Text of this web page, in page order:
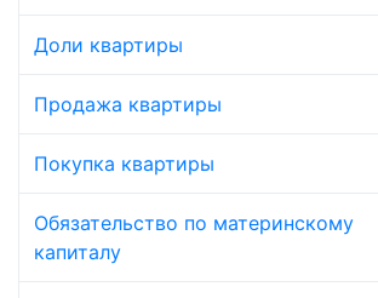
Доли квартиры
Продажа квартиры
Покупка квартиры
Обязательство по материнскому
капиталу